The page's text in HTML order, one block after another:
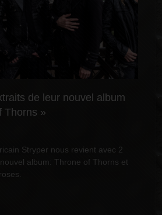
de leur nouvel album
Thorns »
Stryper nous revient avec 2
album: Throne of Thorns et
roses.